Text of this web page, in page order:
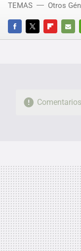
FACEBOOKTWITTERFLIPBOARD
E-
TEMAS Otros